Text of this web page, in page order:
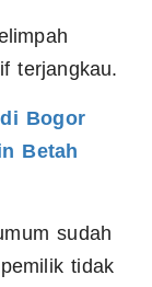
terjangkau.
Bogor
Betah
sudah
tidak